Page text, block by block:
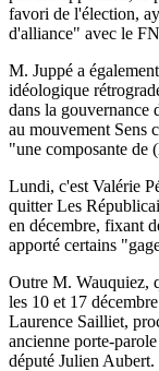
favori de l'élection,
d'alliance" avec le
M. Juppé a
idéologique
dans la gouvernance
au mouvement Sens
"une composante de
Lundi, c'est Valérie
quitter Les
en décembre, fixant
apporté certains
Outre M. Wauquiez,
les 10 et 17
Laurence Sailliet,
ancienne porte-
député Julien Aubert.